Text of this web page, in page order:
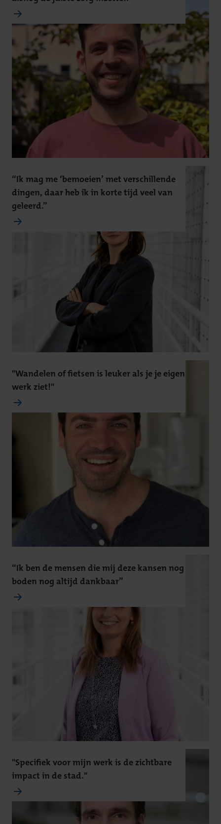
“Ik mag me ‘bemoeien’ met verschillende
dingen, daar heb ik in korte tijd veel van
geleerd.”
"Wandelen of fietsen is leuker als je je eigen
werk ziet!"
“Ik ben de mensen die mij deze kansen nog
boden nog altijd dankbaar”
"Specifiek voor mijn werk is de zichtbare
impact in de stad."